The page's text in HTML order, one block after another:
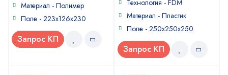
Материал - Полимер
Поле - 223х126х230
Запрос КП
Технология - FDM
Материал - Пластик
Поле - 250х250х250
Запрос КП